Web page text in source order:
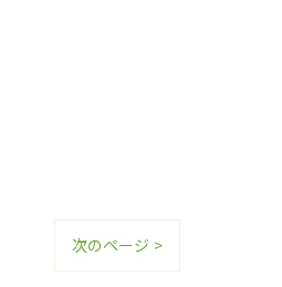
次のページ >